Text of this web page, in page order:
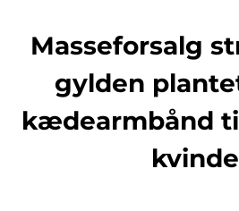
Masseforsalg
gylden
kædearmbånd